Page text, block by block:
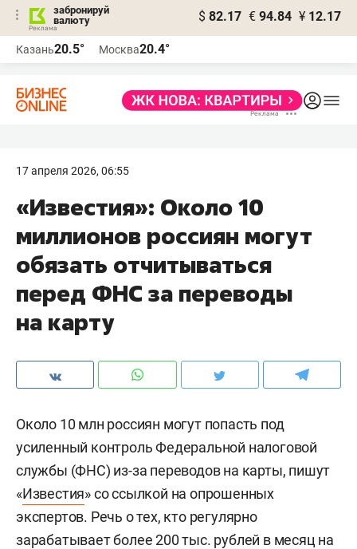
забронируй
валюту
$ 82.17 € 94.84 ¥ 12.17
Казань20.5° Москва20.4°
17 апреля 2026, 06:55
«Известия»: Около 10
миллионов россиян могут
обязать отчитываться
перед ФНС за переводы
на карту
Около 10 млн россиян могут попасть под
усиленный контроль Федеральной налоговой
службы (ФНС) из-за переводов на карты, пишут
«Известия» со ссылкой на опрошенных
экспертов. Речь о тех, кто регулярно
зарабатывает более 200 тыс. рублей в месяц на